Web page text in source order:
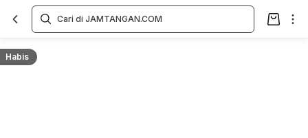
Habis
Overview